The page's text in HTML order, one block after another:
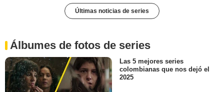
Últimas noticias de series
Álbumes de fotos de series
Las 5 mejores series
colombianas que nos dejó el
2025